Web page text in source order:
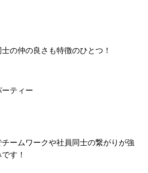
の仲の良さも特徴のひとつ！
ティー
ームワークや社員同士の繋がりが強
す！